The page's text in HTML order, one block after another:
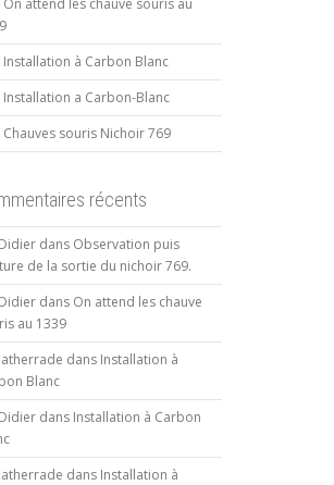
On attend les chauve souris au
Installation à Carbon Blanc
Installation a Carbon-Blanc
Chauves souris Nichoir 769
récents
Didierdans Observation puis
de la sortie du nichoir 769.
Didierdans On attend les chauve
au 1339
latherrade dans Installation à
Blanc
Didierdans Installation à Carbon
latherrade dans Installation à